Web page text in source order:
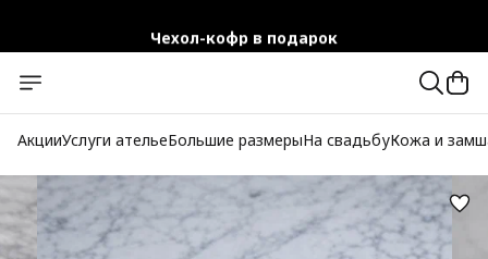
Чехол-кофр в подарок
Бесплатная доставка при заказе от 10 000 руб.
АкцииУслуги ательеБольшие размерыНа свадьбуКожа и